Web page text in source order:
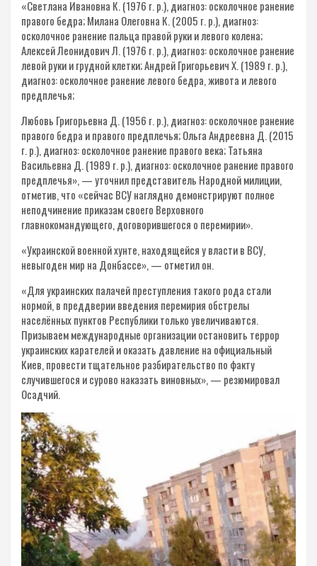
«Светлана Ивановна К. (1976 г. р.), диагноз: осколочное ранение
правого бедра; Милана Олеговна К. (2005 г. р.), диагноз:
осколочное ранение пальца правой руки и левого колена;
Алексей Леонидович Л. (1976 г. р.), диагноз: осколочное ранение
левой руки и грудной клетки; Андрей Григорьевич Х. (1989 г. р.),
диагноз: осколочное ранение левого бедра, живота и левого
предплечья;
Любовь Григорьевна Д. (1956 г. р.), диагноз: осколочное ранение
правого бедра и правого предплечья; Ольга Андреевна Д. (2015
г. р.), диагноз: осколочное ранение правого века; Татьяна
Васильевна Д. (1989 г. р.), диагноз: осколочное ранение правого
предплечья», — уточнил представитель Народной милиции,
отметив, что «сейчас ВСУ наглядно демонстрируют полное
неподчинение приказам своего Верховного
главнокомандующего, договорившегося о перемирии».
«Украинской военной хунте, находящейся у власти в ВСУ,
невыгоден мир на Донбассе», — отметил он.
«Для украинских палачей преступления такого рода стали
нормой, в преддверии введения перемирия обстрелы
населённых пунктов Республики только увеличиваются.
Призываем международные организации остановить террор
украинских карателей и оказать давление на официальный
Киев, провести тщательное разбирательство по факту
случившегося и сурово наказать виновных», — резюмировал
Осадчий.